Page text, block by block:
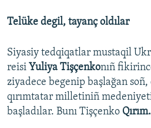
Telüke degil, tayanç oldılar
Siyasiy tedqiqatlar mustaqil
reisi Yuliya Tişçenkonıñ
ziyadece begenip başlağan
qırımtatar milletiniñ
başladılar. Bunı Tişçenko